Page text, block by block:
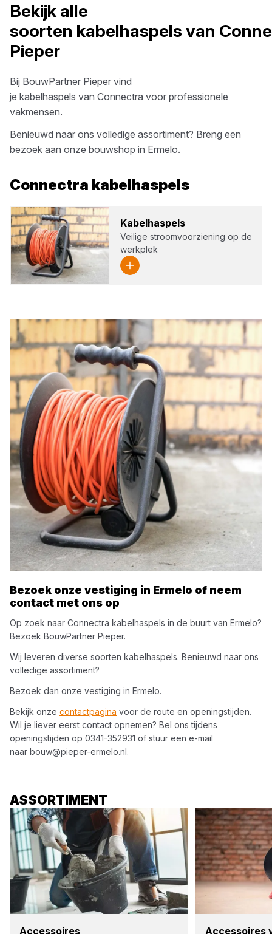
Bekijk alle
soorten kabelhaspels van
Pieper
Bij BouwPartner Pieper vind
je kabelhaspels van Connectra voor professionele
vakmensen.
Benieuwd naar ons volledige assortiment? Breng een
bezoek aan onze bouwshop in Ermelo.
Connectra kabelhaspels
Kabel­has­pels
Veilige stroomvoorziening op de
werkplek
Bezoek onze vestiging in Ermelo of neem
contact met ons op
Op zoek naar Connectra kabelhaspels in de buurt van Ermelo?
Bezoek BouwPartner Pieper.
Wij leveren diverse soorten kabelhaspels. Benieuwd naar ons
volledige assortiment?
Bezoek dan onze vestiging in Ermelo.
Bekijk onze contactpagina voor de route en openingstijden.
Wil je liever eerst contact opnemen? Bel ons tijdens
openingstijden op 0341-352931 of stuur een e-mail
naar bouw@pieper-ermelo.nl.
ASSORTIMENT
Acces­soi­res Acces­soi­res